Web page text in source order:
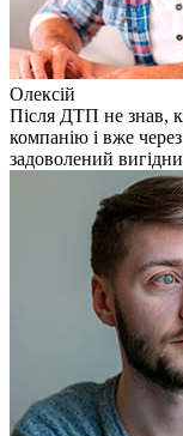
Олексій
Після ДТП не знав,
компанію і вже
задоволений